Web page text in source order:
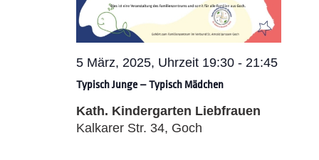
Typisch Junge – Typisch Mädchen
5 März, 2025, Uhrzeit 19:30 - 21:45
Kath. Kindergarten Liebfrauen
Kalkarer Str. 34, Goch